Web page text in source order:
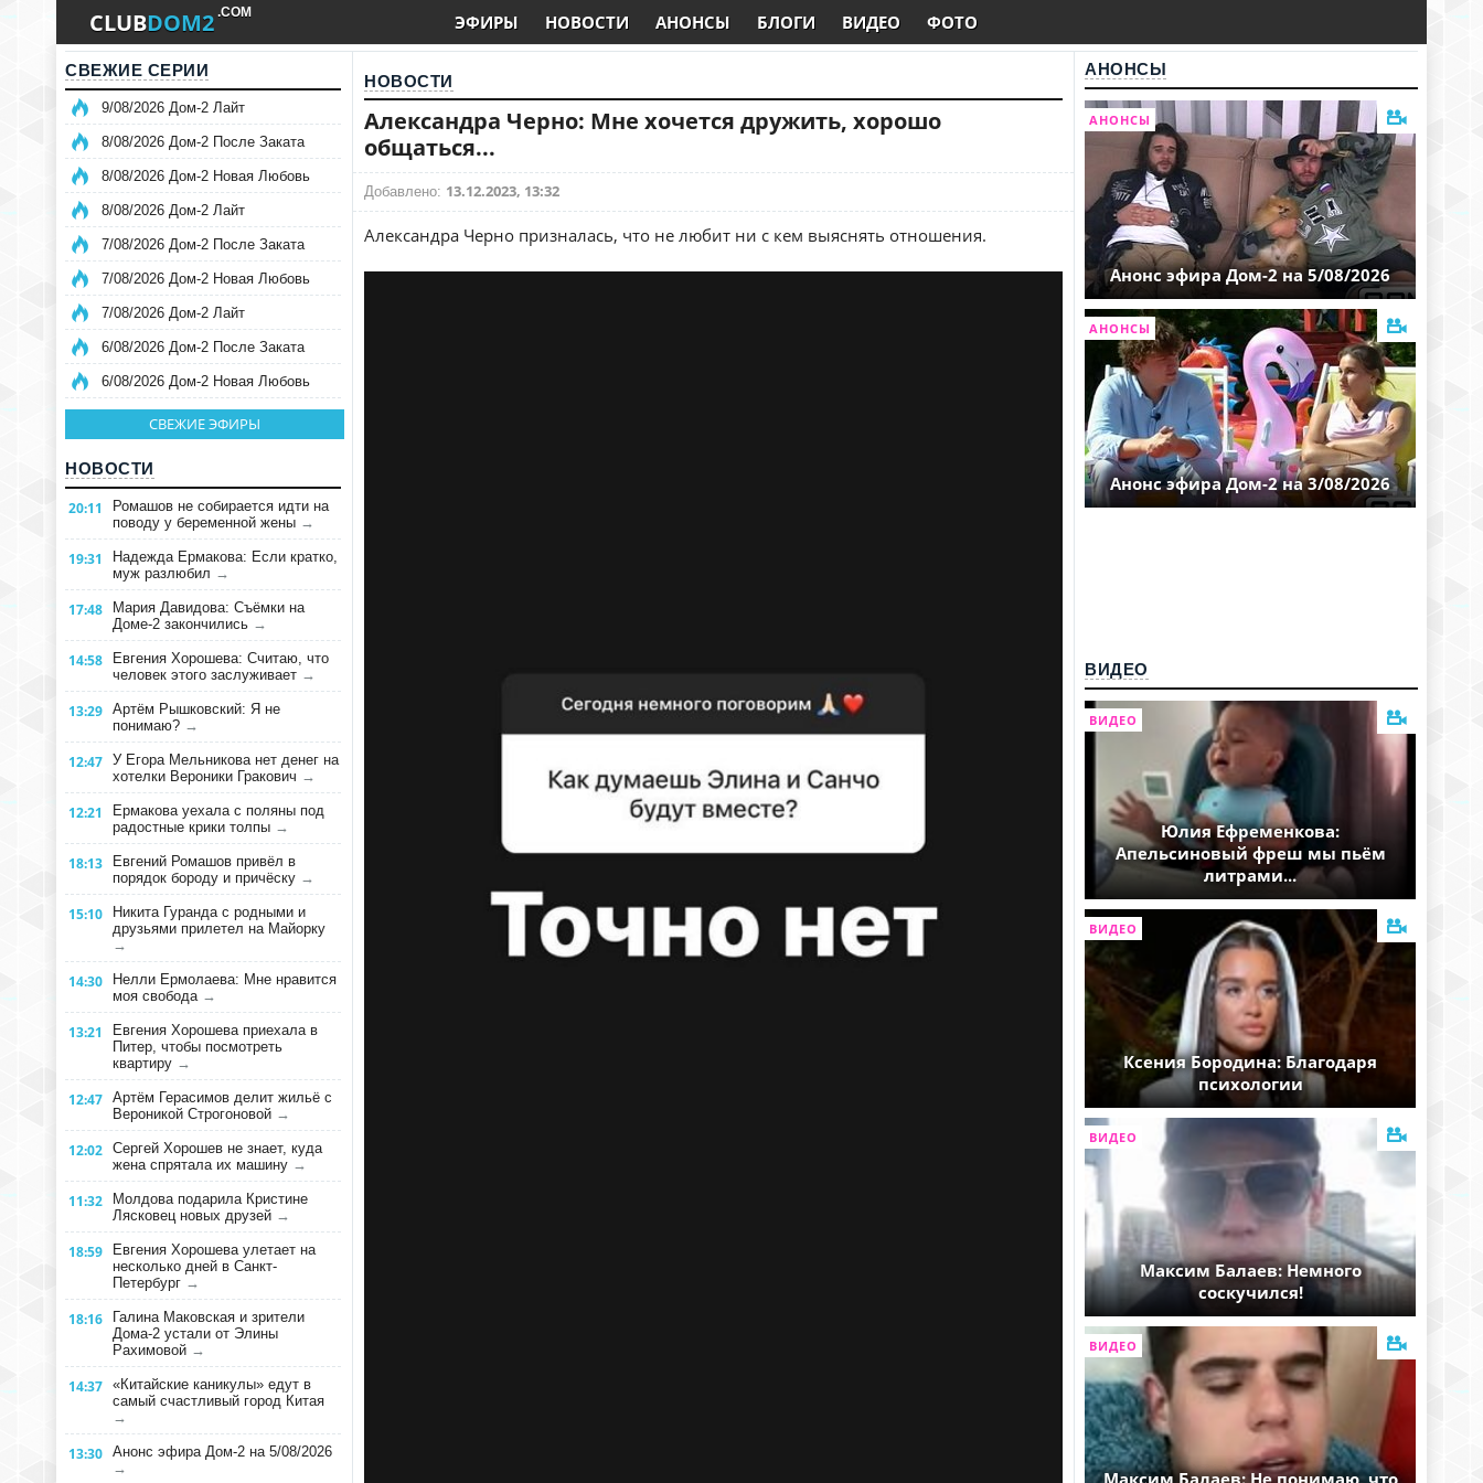
CLUBDOM2 .COM ЭФИРЫ НОВОСТИ АНОНСЫ БЛОГИ ВИДЕО ФОТО
СВЕЖИЕ СЕРИИ
9/08/2026 Дом-2 Лайт
8/08/2026 Дом-2 После Заката
8/08/2026 Дом-2 Новая Любовь
8/08/2026 Дом-2 Лайт
7/08/2026 Дом-2 После Заката
7/08/2026 Дом-2 Новая Любовь
7/08/2026 Дом-2 Лайт
6/08/2026 Дом-2 После Заката
6/08/2026 Дом-2 Новая Любовь
СВЕЖИЕ ЭФИРЫ
НОВОСТИ
20:11
Ромашов не собирается идти на
поводу у беременной жены →
19:31
Надежда Ермакова: Если кратко,
муж разлюбил →
17:48
Мария Давидова: Съёмки на
Доме-2 закончились →
14:58
Евгения Хорошева: Считаю, что
человек этого заслуживает →
13:29 Артём Рышковский: Я не
понимаю? →
12:47 У Егора Мельникова нет денег на
хотелки Вероники Гракович →
12:21
Ермакова уехала с поляны под
радостные крики толпы →
18:13
Евгений Ромашов привёл в
порядок бороду и причёску →
15:10
Никита Гуранда с родными и
друзьями прилетел на Майорку
→
14:30
Нелли Ермолаева: Мне нравится
моя свобода →
13:21
Евгения Хорошева приехала в
Питер, чтобы посмотреть
квартиру →
12:47 Артём Герасимов делит жильё с
Вероникой Строгоновой →
12:02 Сергей Хорошев не знает, куда
жена спрятала их машину →
11:32
Молдова подарила Кристине
Лясковец новых друзей →
18:59
Евгения Хорошева улетает на
несколько дней в Санкт-
Петербург →
18:16
Галина Маковская и зрители
Дома-2 устали от Элины
Рахимовой →
14:37 «Китайские каникулы» едут в
самый счастливый город Китая
→
13:30 Анонс эфира Дом-2 на 5/08/2026
→
НОВОСТИ
Александра Черно: Мне хочется дружить, хорошо
общаться...
Добавлено: 13.12.2023, 13:32
Александра Черно призналась, что не любит ни с кем выяснять отношения.
АНОНСЫ
АНОНСЫ
Анонс эфира Дом-2 на 5/08/2026
АНОНСЫ
Анонс эфира Дом-2 на 3/08/2026
ВИДЕО
ВИДЕО
Юлия Ефременкова:
Апельсиновый фреш мы пьём
литрами...
ВИДЕО
Ксения Бородина: Благодаря
психологии
ВИДЕО
Максим Балаев: Немного
соскучился!
ВИДЕО
Максим Балаев: Не понимаю, что